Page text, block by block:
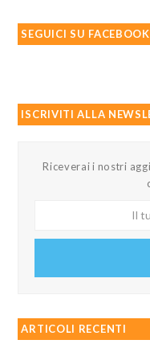
SEGUICI SU FACEBOOK
ISCRIVITI ALLA
Riceverai i nostri
ARTICOLI RECENTI